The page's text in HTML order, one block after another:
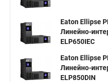
Eaton Ellipse
Линейно-
ELP650IEC
Eaton Ellipse
Линейно-
ELP850DIN